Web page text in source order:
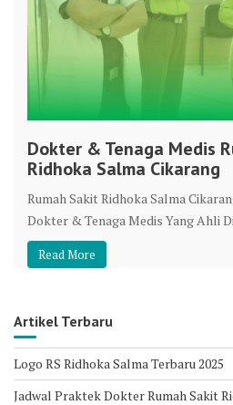
Dokter & Tenaga Medis
Ridhoka Salma Cikarang
Rumah Sakit Ridhoka Salma
Dokter & Tenaga Medis Yang Ahli
Read More
Artikel Terbaru
Logo RS Ridhoka Salma Terbaru 2025
Jadwal Praktek Dokter Rumah Sakit